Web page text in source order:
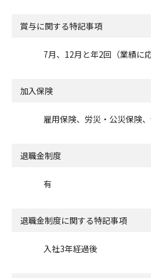
賞与に関する特記事項
7月、12月と年2回（業績に応
加入保険
雇用保険、労災・公災保険
退職金制度
有
退職金制度に関する特記事項
入社3年経過後